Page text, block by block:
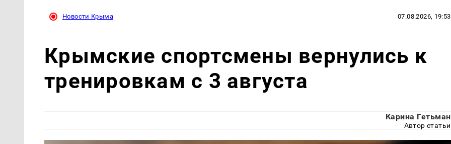
Новости Крыма 07.08.2026, 19:53
Крымские спортсмены вернулись к
тренировкам с 3 августа
Карина Гетьман
Автор статьи